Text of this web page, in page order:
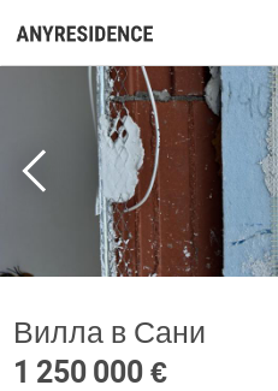
Вилла в Сани
1 250 000 €